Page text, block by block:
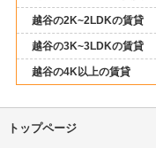
越谷の2K~2LDKの賃貸
越谷の3K~3LDKの賃貸
越谷の4K以上の賃貸
トップページ